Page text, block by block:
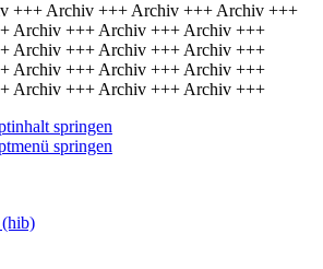
+++ Archiv +++ Archiv +++ Archiv +++
Archiv +++ Archiv +++ Archiv +++
Archiv +++ Archiv +++ Archiv +++
Archiv +++ Archiv +++ Archiv +++
Archiv +++ Archiv +++ Archiv +++
springen
springen